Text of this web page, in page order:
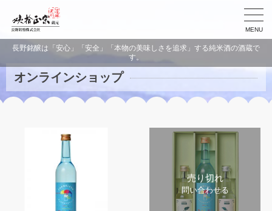
MENU
長野銘醸は「安心」「安全」「本物の美味しさを追求」する純米酒の酒蔵で
す。
オンラインショップ
売り切れ
問い合わせる